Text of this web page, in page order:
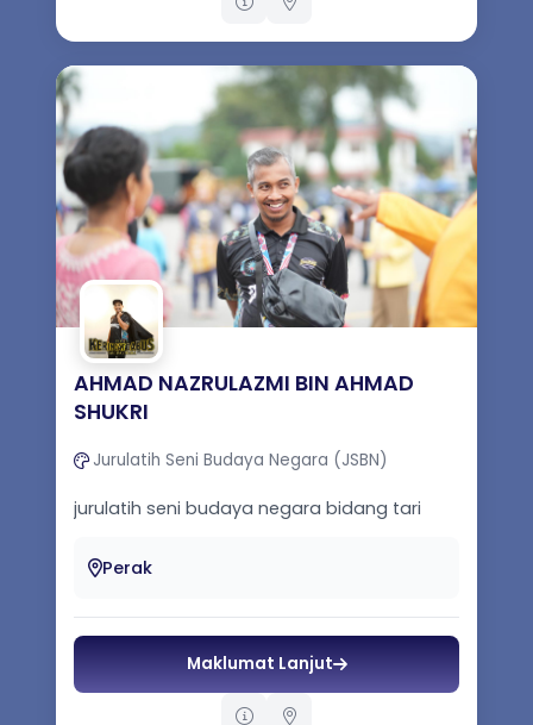
AHMAD NAZRULAZMI BIN AHMAD
SHUKRI
Jurulatih Seni Budaya Negara (JSBN)
jurulatih seni budaya negara bidang tari
Perak
Maklumat Lanjut